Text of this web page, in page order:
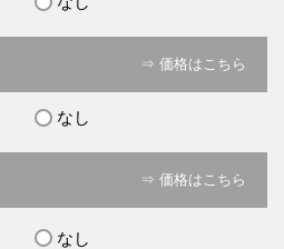
⇒ 価格はこちら
なし
⇒ 価格はこちら
なし